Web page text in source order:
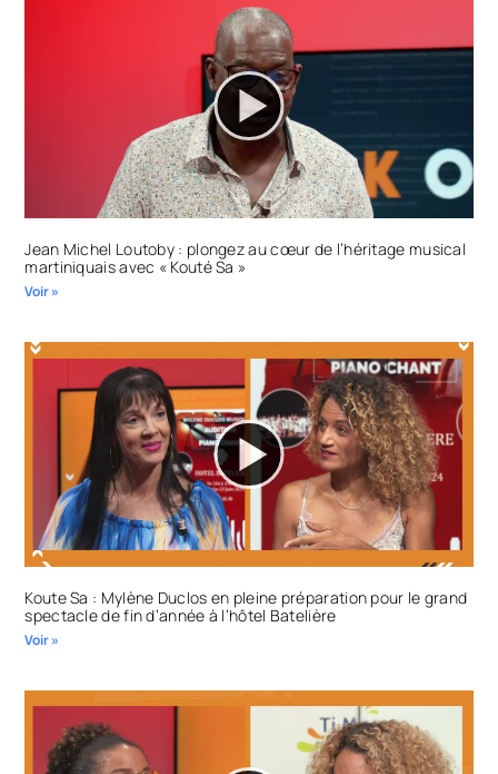
Jean Michel Loutoby : plongez au cœur de l’héritage musical
martiniquais avec « Kouté Sa »
Voir »
Koute Sa : Mylène Duclos en pleine préparation pour le grand
spectacle de fin d’année à l’hôtel Batelière
Voir »